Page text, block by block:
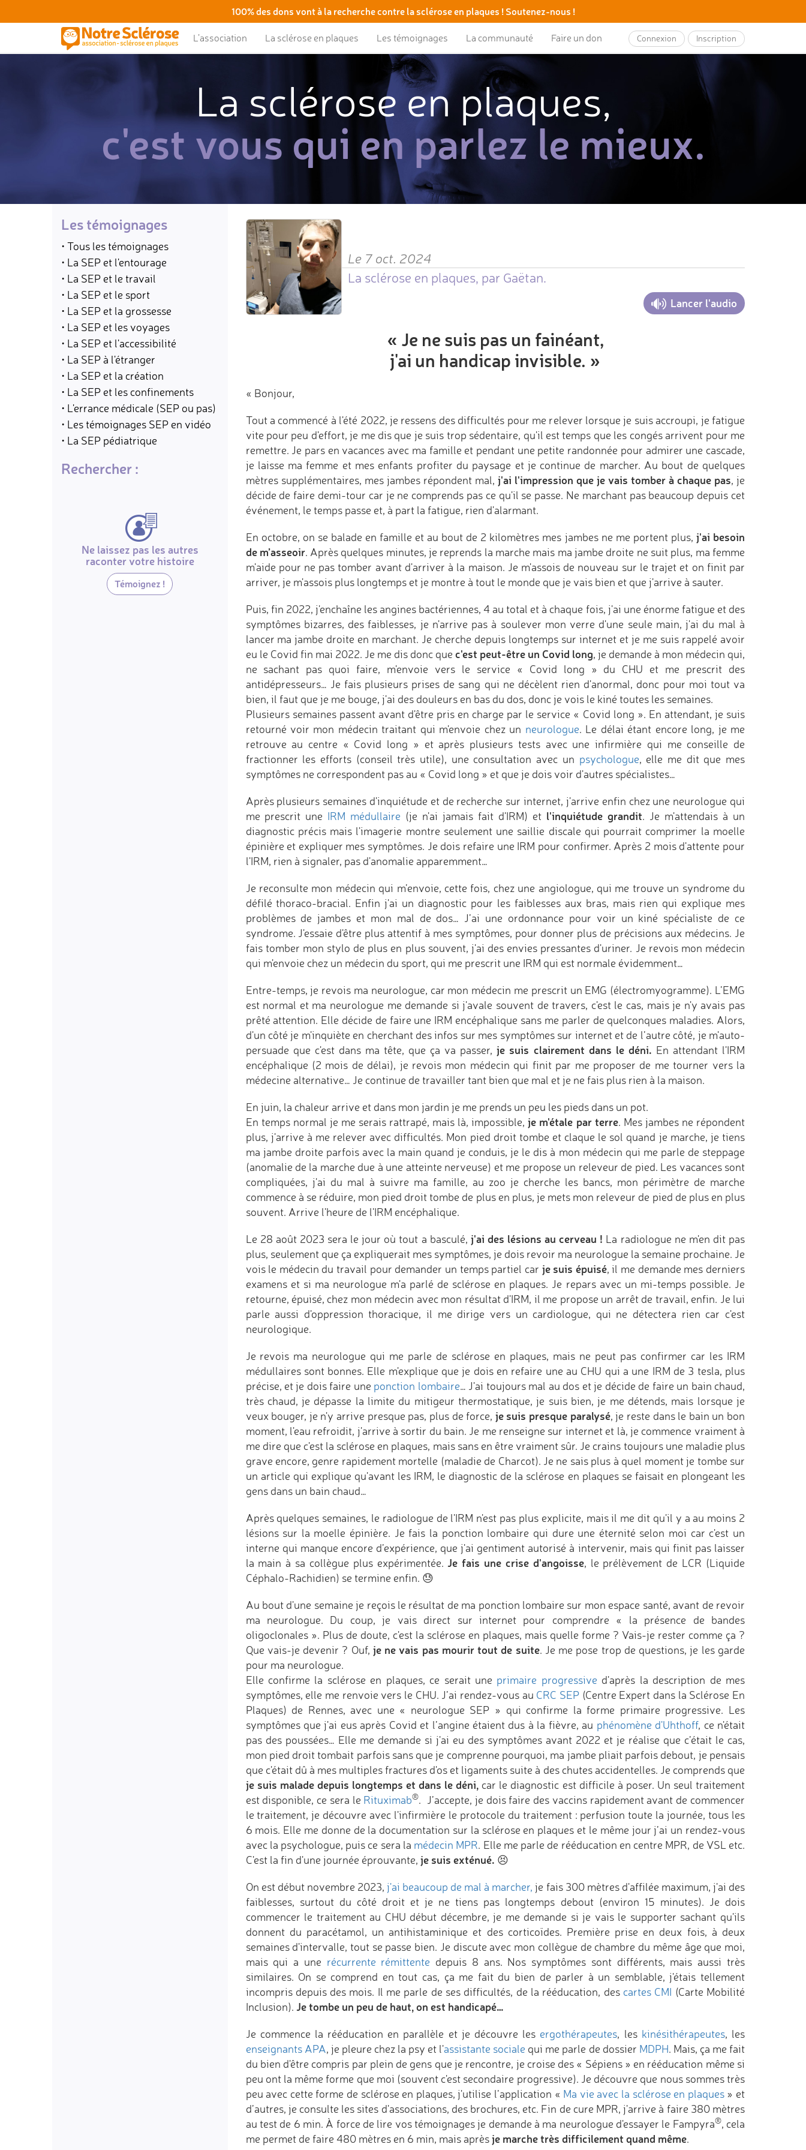
100% des dons vont à la recherche contre la sclérose en plaques ! Soutenez-nous !
L’association La sclérose en plaques Les témoignages La communauté Faire un don Connexion Inscription
La sclérose en plaques,
c'est vous qui en parlez le mieux.
Les témoignages
• Tous les témoignages
• La SEP et l'entourage
• La SEP et le travail
• La SEP et le sport
• La SEP et la grossesse
• La SEP et les voyages
• La SEP et l'accessibilité
• La SEP à l'étranger
• La SEP et la création
• La SEP et les confinements
• L'errance médicale (SEP ou pas)
• Les témoignages SEP en vidéo
• La SEP pédiatrique
Rechercher :
Ne laissez pas les autres
raconter votre histoire
Témoignez !
Le 7 oct. 2024
La sclérose en plaques, par Gaëtan.
Lancer l'audio
« Je ne suis pas un fainéant,
j'ai un handicap invisible. »
« Bonjour,
Tout a commencé à l'été 2022, je ressens des difficultés pour me relever lorsque je suis accroupi, je fatigue
vite pour peu d'effort, je me dis que je suis trop sédentaire, qu'il est temps que les congés arrivent pour me
remettre. Je pars en vacances avec ma famille et pendant une petite randonnée pour admirer une cascade,
je laisse ma femme et mes enfants profiter du paysage et je continue de marcher. Au bout de quelques
mètres supplémentaires, mes jambes répondent mal, j'ai l'impression que je vais tomber à chaque pas, je
décide de faire demi-tour car je ne comprends pas ce qu'il se passe. Ne marchant pas beaucoup depuis cet
événement, le temps passe et, à part la fatigue, rien d'alarmant.
En octobre, on se balade en famille et au bout de 2 kilomètres mes jambes ne me portent plus, j'ai besoin
de m’asseoir. Après quelques minutes, je reprends la marche mais ma jambe droite ne suit plus, ma femme
m'aide pour ne pas tomber avant d'arriver à la maison. Je m'assois de nouveau sur le trajet et on finit par
arriver, je m'assois plus longtemps et je montre à tout le monde que je vais bien et que j'arrive à sauter.
Puis, fin 2022, j'enchaîne les angines bactériennes, 4 au total et à chaque fois, j'ai une énorme fatigue et des
symptômes bizarres, des faiblesses, je n'arrive pas à soulever mon verre d'une seule main, j'ai du mal à
lancer ma jambe droite en marchant. Je cherche depuis longtemps sur internet et je me suis rappelé avoir
eu le Covid fin mai 2022. Je me dis donc que c'est peut-être un Covid long, je demande à mon médecin qui,
ne sachant pas quoi faire, m'envoie vers le service « Covid long » du CHU et me prescrit des
antidépresseurs… Je fais plusieurs prises de sang qui ne décèlent rien d'anormal, donc pour moi tout va
bien, il faut que je me bouge, j'ai des douleurs en bas du dos, donc je vois le kiné toutes les semaines.
Plusieurs semaines passent avant d'être pris en charge par le service « Covid long ». En attendant, je suis
retourné voir mon médecin traitant qui m'envoie chez un neurologue. Le délai étant encore long, je me
retrouve au centre « Covid long » et après plusieurs tests avec une infirmière qui me conseille de
fractionner les efforts (conseil très utile), une consultation avec un psychologue, elle me dit que mes
symptômes ne correspondent pas au « Covid long » et que je dois voir d'autres spécialistes…
Après plusieurs semaines d'inquiétude et de recherche sur internet, j'arrive enfin chez une neurologue qui
me prescrit une IRM médullaire (je n'ai jamais fait d'IRM) et l'inquiétude grandit. Je m'attendais à un
diagnostic précis mais l'imagerie montre seulement une saillie discale qui pourrait comprimer la moelle
épinière et expliquer mes symptômes. Je dois refaire une IRM pour confirmer. Après 2 mois d'attente pour
l'IRM, rien à signaler, pas d'anomalie apparemment…
Je reconsulte mon médecin qui m’envoie, cette fois, chez une angiologue, qui me trouve un syndrome du
défilé thoraco-bracial. Enfin j'ai un diagnostic pour les faiblesses aux bras, mais rien qui explique mes
problèmes de jambes et mon mal de dos… J’ai une ordonnance pour voir un kiné spécialiste de ce
syndrome. J'essaie d'être plus attentif à mes symptômes, pour donner plus de précisions aux médecins. Je
fais tomber mon stylo de plus en plus souvent, j'ai des envies pressantes d'uriner. Je revois mon médecin
qui m'envoie chez un médecin du sport, qui me prescrit une IRM qui est normale évidemment…
Entre-temps, je revois ma neurologue, car mon médecin me prescrit un EMG (électromyogramme). L’EMG
est normal et ma neurologue me demande si j'avale souvent de travers, c'est le cas, mais je n'y avais pas
prêté attention. Elle décide de faire une IRM encéphalique sans me parler de quelconques maladies. Alors,
d'un côté je m'inquiète en cherchant des infos sur mes symptômes sur internet et de l’autre côté, je m'auto-
persuade que c'est dans ma tête, que ça va passer,je suis clairement dans le déni. En attendant l'IRM
encéphalique (2 mois de délai), je revois mon médecin qui finit par me proposer de me tourner vers la
médecine alternative… Je continue de travailler tant bien que mal et je ne fais plus rien à la maison.
En juin, la chaleur arrive et dans mon jardin je me prends un peu les pieds dans un pot.
En temps normal je me serais rattrapé, mais là, impossible,je m'étale par terre. Mes jambes ne répondent
plus, j'arrive à me relever avec difficultés. Mon pied droit tombe et claque le sol quand je marche, je tiens
ma jambe droite parfois avec la main quand je conduis, je le dis à mon médecin qui me parle de steppage
(anomalie de la marche due à une atteinte nerveuse) et me propose un releveur de pied. Les vacances sont
compliquées, j'ai du mal à suivre ma famille, au zoo je cherche les bancs, mon périmètre de marche
commence à se réduire, mon pied droit tombe de plus en plus, je mets mon releveur de pied de plus en plus
souvent. Arrive l'heure de l'IRM encéphalique.
Le 28 août 2023 sera le jour où tout a basculé, j'ai des lésions au cerveau ! La radiologue ne m'en dit pas
plus, seulement que ça expliquerait mes symptômes, je dois revoir ma neurologue la semaine prochaine. Je
vois le médecin du travail pour demander un temps partiel car je suis épuisé, il me demande mes derniers
examens et si ma neurologue m'a parlé de sclérose en plaques. Je repars avec un mi-temps possible. Je
retourne, épuisé, chez mon médecin avec mon résultat d'IRM, il me propose un arrêt de travail, enfin. Je lui
parle aussi d'oppression thoracique, il me dirige vers un cardiologue, qui ne détectera rien car c'est
neurologique.
Je revois ma neurologue qui me parle de sclérose en plaques, mais ne peut pas confirmer car les IRM
médullaires sont bonnes. Elle m'explique que je dois en refaire une au CHU qui a une IRM de 3 tesla, plus
précise, et je dois faire une ponction lombaire… J'ai toujours mal au dos et je décide de faire un bain chaud,
très chaud, je dépasse la limite du mitigeur thermostatique, je suis bien, je me détends, mais lorsque je
veux bouger, je n'y arrive presque pas, plus de force, je suis presque paralysé, je reste dans le bain un bon
moment, l'eau refroidit, j'arrive à sortir du bain. Je me renseigne sur internet et là, je commence vraiment à
me dire que c'est la sclérose en plaques, mais sans en être vraiment sûr. Je crains toujours une maladie plus
grave encore, genre rapidement mortelle (maladie de Charcot). Je ne sais plus à quel moment je tombe sur
un article qui explique qu'avant les IRM, le diagnostic de la sclérose en plaques se faisait en plongeant les
gens dans un bain chaud…
Après quelques semaines, le radiologue de l'IRM n'est pas plus explicite, mais il me dit qu'il y a au moins 2
lésions sur la moelle épinière. Je fais la ponction lombaire qui dure une éternité selon moi car c'est un
interne qui manque encore d’expérience, que j'ai gentiment autorisé à intervenir, mais qui finit pas laisser
la main à sa collègue plus expérimentée. Je fais une crise d'angoisse, le prélèvement de LCR (Liquide
Céphalo-Rachidien) se termine enfin. 😓
Au bout d'une semaine je reçois le résultat de ma ponction lombaire sur mon espace santé, avant de revoir
ma neurologue. Du coup, je vais direct sur internet pour comprendre « la présence de bandes
oligoclonales ». Plus de doute, c'est la sclérose en plaques, mais quelle forme ? Vais-je rester comme ça ?
Que vais-je devenir ? Ouf, je ne vais pas mourir tout de suite. Je me pose trop de questions, je les garde
pour ma neurologue.
Elle confirme la sclérose en plaques, ce serait une primaire progressive d'après la description de mes
symptômes, elle me renvoie vers le CHU. J’ai rendez-vous au CRC SEP(Centre Expert dans la Sclérose En
Plaques) de Rennes, avec une « neurologue SEP » qui confirme la forme primaire progressive. Les
symptômes que j'ai eus après Covid et l’angine étaient dus à la fièvre, au phénomène d'Uhthoff, ce n'était
pas des poussées… Elle me demande si j'ai eu des symptômes avant 2022 et je réalise que c’était le cas,
mon pied droit tombait parfois sans que je comprenne pourquoi, ma jambe pliait parfois debout, je pensais
que c'était dû à mes multiples fractures d'os et ligaments suite à des chutes accidentelles. Je comprends que
je suis malade depuis longtemps et dans le déni, car le diagnostic est difficile à poser. Un seul traitement
est disponible, ce sera le Rituximab®. J’accepte, je dois faire des vaccins rapidement avant de commencer
le traitement, je découvre avec l'infirmière le protocole du traitement : perfusion toute la journée, tous les
6 mois. Elle me donne de la documentation sur la sclérose en plaques et le même jour j’ai un rendez-vous
avec la psychologue, puis ce sera la médecin MPR. Elle me parle de rééducation en centre MPR, de VSL etc.
C'est la fin d'une journée éprouvante, je suis exténué. 😣
On est début novembre 2023, j'ai beaucoup de mal à marcher, je fais 300 mètres d'affilée maximum, j'ai des
faiblesses, surtout du côté droit et je ne tiens pas longtemps debout (environ 15 minutes). Je dois
commencer le traitement au CHU début décembre, je me demande si je vais le supporter sachant qu'ils
donnent du paracétamol, un antihistaminique et des corticoïdes. Première prise en deux fois, à deux
semaines d'intervalle, tout se passe bien. Je discute avec mon collègue de chambre du même âge que moi,
mais qui a une récurrente rémittente depuis 8 ans. Nos symptômes sont différents, mais aussi très
similaires. On se comprend en tout cas, ça me fait du bien de parler à un semblable, j'étais tellement
incompris depuis des mois. Il me parle de ses difficultés, de la rééducation, des cartes CMI (Carte Mobilité
Inclusion). Je tombe un peu de haut, on est handicapé…
Je commence la rééducation en parallèle et je découvre les ergothérapeutes, les kinésithérapeutes, les
enseignants APA, je pleure chez la psy et l'assistante sociale qui me parle de dossier MDPH. Mais, ça me fait
du bien d'être compris par plein de gens que je rencontre, je croise des « Sépiens » en rééducation même si
peu ont la même forme que moi (souvent c'est secondaire progressive). Je découvre que nous sommes très
peu avec cette forme de sclérose en plaques, j'utilise l’application « Ma vie avec la sclérose en plaques» et
d’autres, je consulte les sites d'associations, des brochures, etc. Fin de cure MPR, j'arrive à faire 380 mètres
au test de 6 min. À force de lire vos témoignages je demande à ma neurologue d'essayer le Fampyra®, cela
me permet de faire 480 mètres en 6 min, mais aprèsje marche très difficilement quand même.